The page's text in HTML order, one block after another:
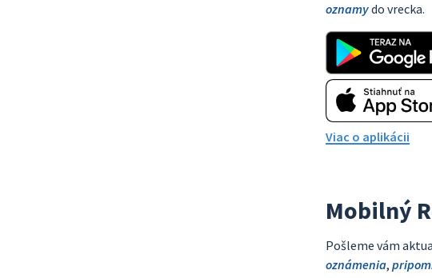
oznamydo vrecka.
Viac o aplikácii
Mobilný
Pošleme vám
oznámenia,